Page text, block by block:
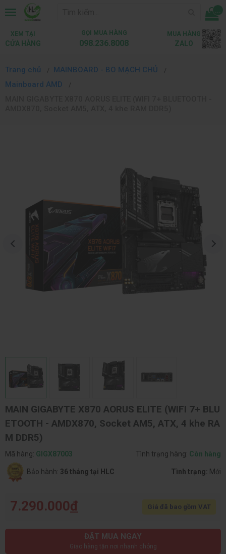
...
XEM TẠI
CỬA HÀNG
GỌI MUA HÀNG
098.236.8008
MUA HÀNG
ZALO
Trang chủ
MAINBOARD - BO MẠCH CHỦ
Mainboard AMD
MAIN GIGABYTE X870 AORUS ELITE (WIFI 7+ BLU
ETOOTH - AMDX870, Socket AM5, ATX, 4 khe RA
M DDR5)
Mã hàng: GIGX87003 Tình trạng hàng: Còn hàng
Bảo hành: 36 tháng tại HLC Tình trạng: Mới
7.290.000đ Giá đã bao gồm VAT
ĐẶT MUA NGAY
Giao hàng tận nơi nhanh chóng